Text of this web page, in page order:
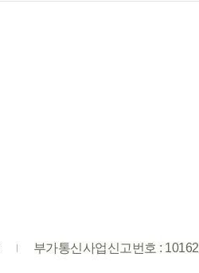
부가통신사업신고번호 : 10162